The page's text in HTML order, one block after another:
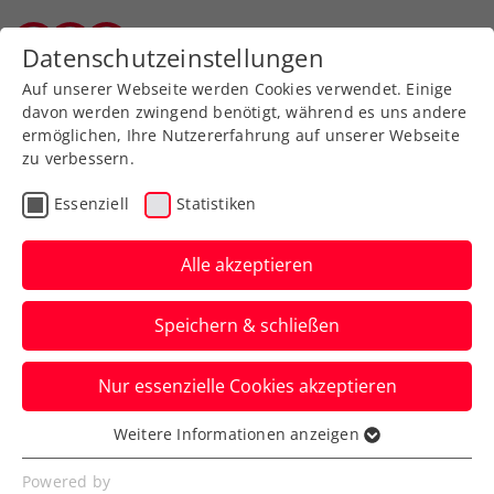
Zurück zur Newsübersicht
Davis Cup
KURIER Austria Davis Cup
Team will in Japan 1.
Schritt nach Bologna
machen
ÖTV-Sportdirektor und Davis-Cup-Kapitän
Jürgen Melzer sieht darin „eine 50:50-
Partie“.
Datenschutzeinstellungen
Auf unserer Webseite werden Cookies verwendet. Einige
davon werden zwingend benötigt, während es uns andere
ermöglichen, Ihre Nutzererfahrung auf unserer Webseite
zu verbessern.
Essenziell Statistiken
Alle akzeptieren
Speichern & schließen
Nur essenzielle Cookies akzeptieren
Essenziell
Essenzielle Cookies werden für grundlegende
Weitere Informationen anzeigen
Powered by